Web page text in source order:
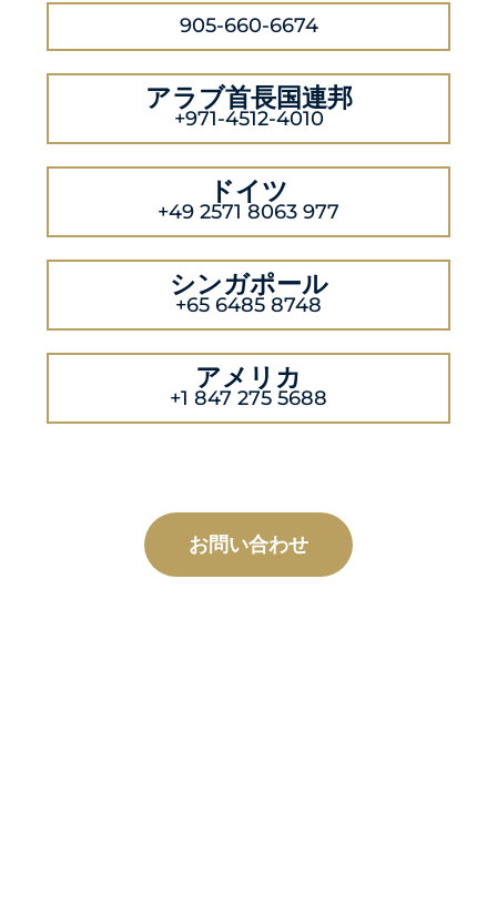
905-660-6674
アラブ首長国連邦
+971-4512-4010
ドイツ
+49 2571 8063 977
シンガポール
+65 6485 8748
アメリカ
+1 847 275 5688
お問い合わせ